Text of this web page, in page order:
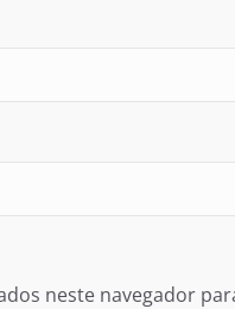
neste navegador